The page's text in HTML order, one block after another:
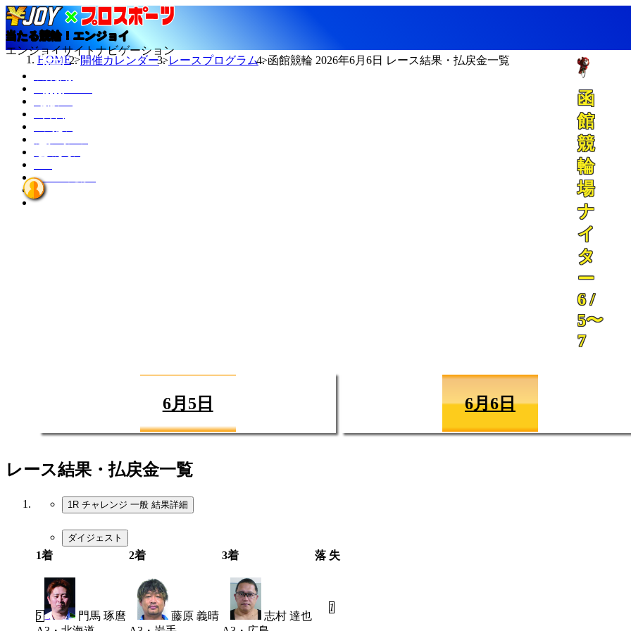
当たる競輪！エンジョイ
エンジョイサイトナビゲーション
エンジョイとは？
HOME 開催カレンダー レースプログラム 函館競輪 2026年6月6日 レース結果・払戻金一覧
函
館
競
輪
場
ナ
イ
タ
ー
6 /
5〜
7
6月5日 6月6日
レース結果・払戻金一覧
1R チャレンジ 一般 結果詳細
ダイジェスト
1着 2着 3着 落 失
5
門馬 琢麿
藤原 義晴
志村 達也
1